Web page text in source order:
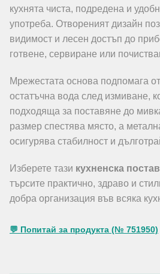
кухнята чиста, подредена и
употреба. Отвореният дизайн
видимост и лесен достъп до
готвене, сервиране или
Мрежестата основа подпомага
остатъчна вода след измиване,
подходяща за поставяне до
размер спестява място, а
осигурява стабилност и
Изберете тази кухненска
търсите практично, здраво и
добра организация във всяка
💬 Попитай за продукта (№ 751950)